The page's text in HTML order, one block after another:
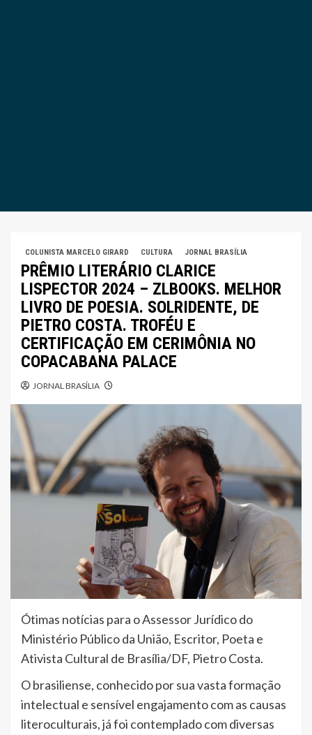
COLUNISTA MARCELO GIRARD CULTURA JORNAL BRASÍLIA
PRÊMIO LITERÁRIO CLARICE
LISPECTOR 2024 – ZLBOOKS. MELHOR
LIVRO DE POESIA. SOLRIDENTE, DE
PIETRO COSTA. TROFÉU E
CERTIFICAÇÃO EM CERIMÔNIA NO
COPACABANA PALACE
JORNAL BRASÍLIA
Ótimas notícias para o Assessor Jurídico do
Ministério Público da União, Escritor, Poeta e
Ativista Cultural de Brasília/DF, Pietro Costa.
O brasiliense, conhecido por sua vasta formação
intelectual e sensível engajamento com as causas
literoculturais, já foi contemplado com diversas